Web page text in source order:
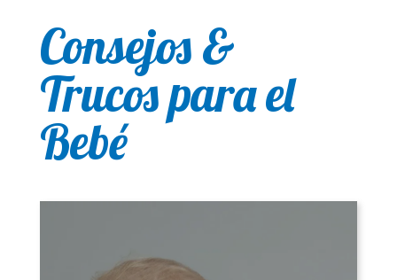
Consejos &
Trucos para el
Bebé